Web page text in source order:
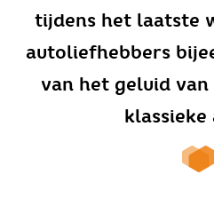
tijdens het laatste
autoliefhebbers
van het geluid
klassieke